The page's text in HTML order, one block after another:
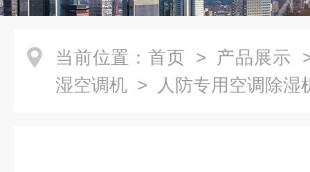
当前位置： 首页 > 产品展示
湿空调机 >
人防专用空调除湿